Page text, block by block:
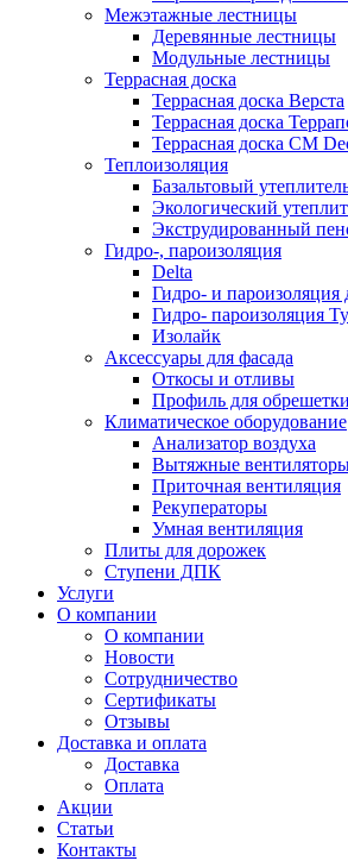
Межэтажные лестницы
Деревянные лестницы
Модульные лестницы
Террасная доска
Террасная доска Верста
Террасная доска
Террасная доска CM
Теплоизоляция
Базальтовый
Экологический
Экструдированный
Гидро-, пароизоляция
Delta
Гидро- и пароизоляция
Гидро- пароизоляция
Изолайк
Аксессуары для фасада
Откосы и отливы
Профиль для обрешетки
Климатическое оборудование
Анализатор воздуха
Вытяжные
Приточная вентиляция
Рекуператоры
Умная вентиляция
Плиты для дорожек
Ступени ДПК
Услуги
О компании
О компании
Новости
Сотрудничество
Сертификаты
Отзывы
Доставка и оплата
Доставка
Оплата
Акции
Статьи
Контакты